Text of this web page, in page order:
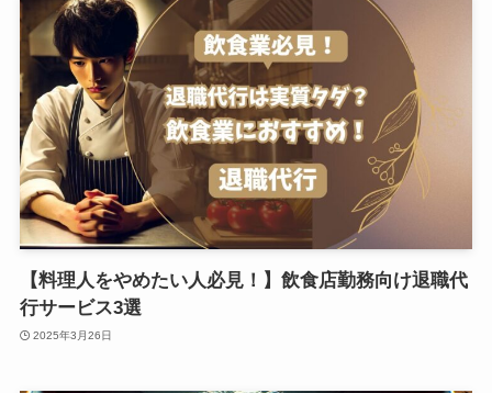
【料理人をやめたい人必見！】飲食店勤務向け退職代
行サービス3選
2025年3月26日